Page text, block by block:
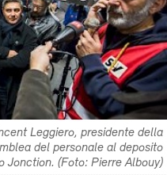
Leggiero, presidente della
del personale al deposito
Jonction. (Foto: Pierre Albouy)